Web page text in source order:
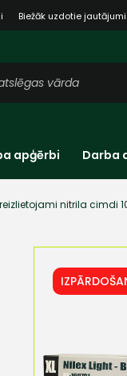
Biežāk uzdotie jautājumi
apģērbi Darba
nitrila cimdi